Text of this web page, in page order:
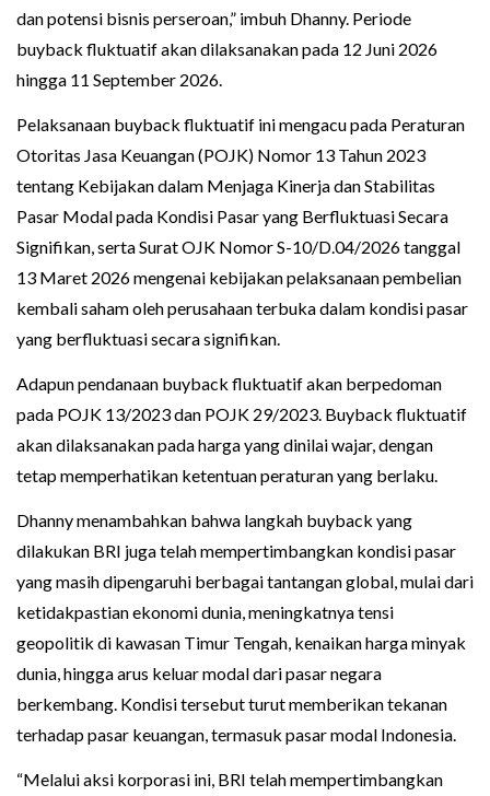
dan potensi bisnis perseroan,” imbuh Dhanny. Periode
buyback fluktuatif akan dilaksanakan pada 12 Juni 2026
hingga 11 September 2026.
Pelaksanaan buyback fluktuatif ini mengacu pada Peraturan
Otoritas Jasa Keuangan (POJK) Nomor 13 Tahun 2023
tentang Kebijakan dalam Menjaga Kinerja dan Stabilitas
Pasar Modal pada Kondisi Pasar yang Berfluktuasi Secara
Signifikan, serta Surat OJK Nomor S-10/D.04/2026 tanggal
13 Maret 2026 mengenai kebijakan pelaksanaan pembelian
kembali saham oleh perusahaan terbuka dalam kondisi pasar
yang berfluktuasi secara signifikan.
Adapun pendanaan buyback fluktuatif akan berpedoman
pada POJK 13/2023 dan POJK 29/2023. Buyback fluktuatif
akan dilaksanakan pada harga yang dinilai wajar, dengan
tetap memperhatikan ketentuan peraturan yang berlaku.
Dhanny menambahkan bahwa langkah buyback yang
dilakukan BRI juga telah mempertimbangkan kondisi pasar
yang masih dipengaruhi berbagai tantangan global, mulai dari
ketidakpastian ekonomi dunia, meningkatnya tensi
geopolitik di kawasan Timur Tengah, kenaikan harga minyak
dunia, hingga arus keluar modal dari pasar negara
berkembang. Kondisi tersebut turut memberikan tekanan
terhadap pasar keuangan, termasuk pasar modal Indonesia.
“Melalui aksi korporasi ini, BRI telah mempertimbangkan